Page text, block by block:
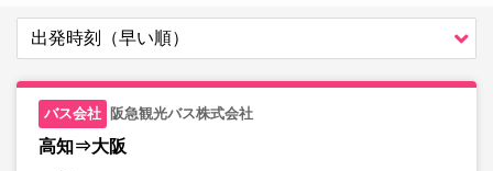
阪急観光バス株式会社
高知⇒大阪